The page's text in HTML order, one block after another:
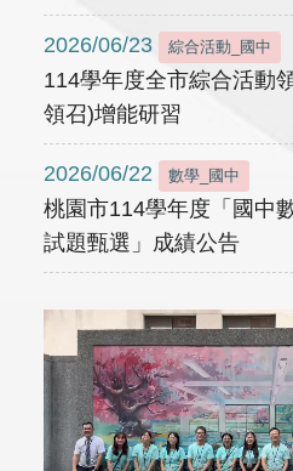
2026/06/23 綜合活動_國中
114學年度全市綜合活動
領召)增能研習
2026/06/22 數學_國中
桃園市114學年度「國中
試題甄選」成績公告